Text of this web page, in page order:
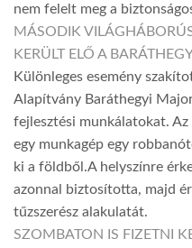
nem felelt meg a
MÁSODIK
KERÜLT ELŐ A
Különleges esemény
Alapítvány Baráthegyi
fejlesztési munkálatokat. Az
egy munkagép egy
ki a földből.A helyszínre
azonnal biztosította, majd
tűzszerész alakulatát.
SZOMBATON IS FIZETNI